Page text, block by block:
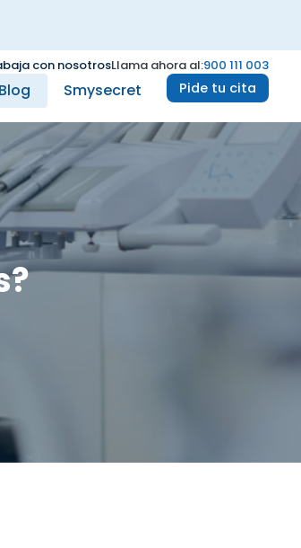
con nosotrosLlama ahora al:900 111 003
Blog Smysecret Pide tu cita